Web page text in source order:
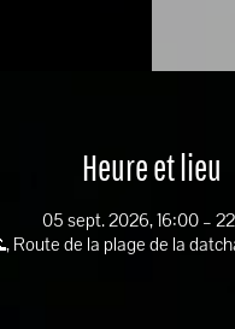
Heure et lieu
05 sept. 2026, 16:00 –
Route de la plage de la